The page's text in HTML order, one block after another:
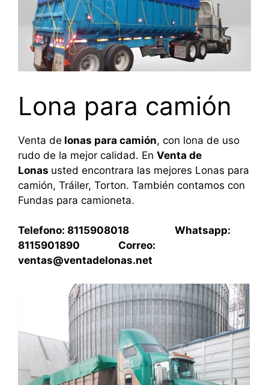
Lona para camión
Venta de lonas para camión, con lona de uso
rudo de la mejor calidad. En Venta de
Lonas usted encontrara las mejores Lonas para
camión, Tráiler, Torton. También contamos con
Fundas para camioneta.
Telefono: 8115908018 Whatsapp:
8115901890 Correo:
ventas@ventadelonas.net